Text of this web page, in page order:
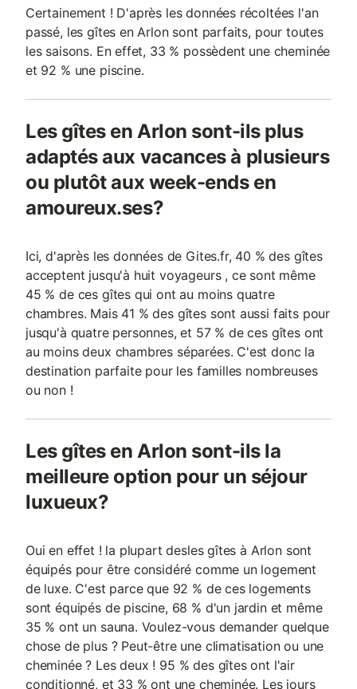
Certainement ! D'après les données récoltées l'an
passé, les gîtes en Arlon sont parfaits, pour toutes
les saisons. En effet, 33 % possèdent une cheminée
et 92 % une piscine.
Les gîtes en Arlon sont-ils plus
adaptés aux vacances à plusieurs
ou plutôt aux week-ends en
amoureux.ses?
Ici, d'après les données de Gites.fr, 40 % des gîtes
acceptent jusqu'à huit voyageurs , ce sont même
45 % de ces gîtes qui ont au moins quatre
chambres. Mais 41 % des gîtes sont aussi faits pour
jusqu'à quatre personnes, et 57 % de ces gîtes ont
au moins deux chambres séparées. C'est donc la
destination parfaite pour les familles nombreuses
ou non !
Les gîtes en Arlon sont-ils la
meilleure option pour un séjour
luxueux?
Oui en effet ! la plupart desles gîtes à Arlon sont
équipés pour être considéré comme un logement
de luxe. C'est parce que 92 % de ces logements
sont équipés de piscine, 68 % d'un jardin et même
35 % ont un sauna. Voulez-vous demander quelque
chose de plus ? Peut-être une climatisation ou une
cheminée ? Les deux ! 95 % des gîtes ont l'air
conditionné, et 33 % ont une cheminée. Les jours